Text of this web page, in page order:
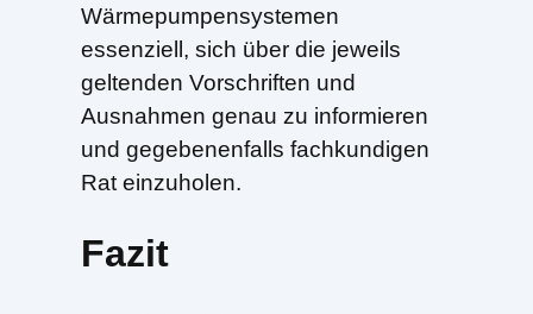
Wärmepumpensystemen
essenziell, sich über die jeweils
geltenden Vorschriften und
Ausnahmen genau zu informieren
und gegebenenfalls fachkundigen
Rat einzuholen.
Fazit